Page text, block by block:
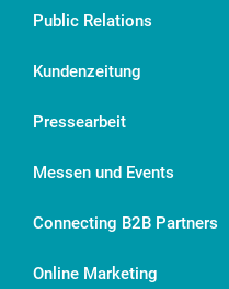
Public Relations
Kundenzeitung
Pressearbeit
Messen und Events
Connecting B2B Partners
Online Marketing